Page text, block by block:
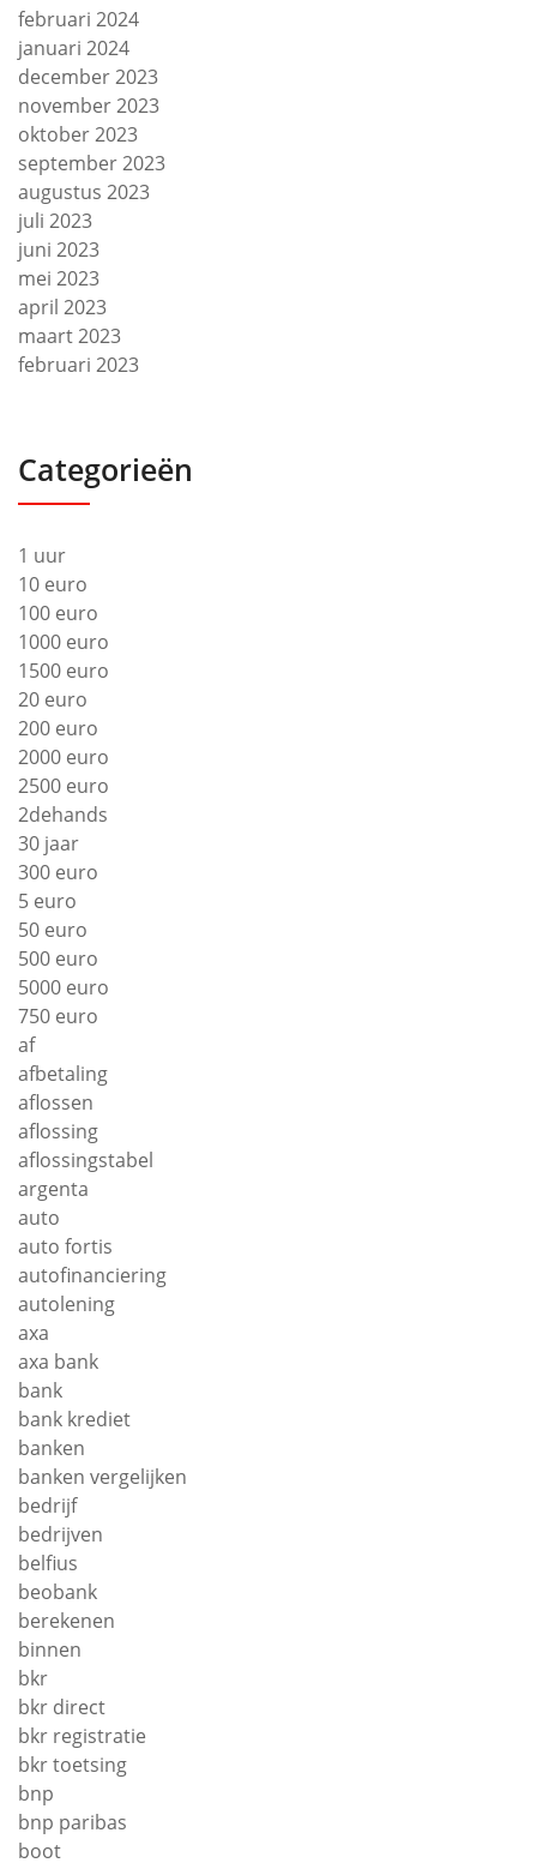
februari 2024
januari 2024
december 2023
november 2023
oktober 2023
september 2023
augustus 2023
juli 2023
juni 2023
mei 2023
april 2023
maart 2023
februari 2023
Categorieën
1 uur
10 euro
100 euro
1000 euro
1500 euro
20 euro
200 euro
2000 euro
2500 euro
2dehands
30 jaar
300 euro
5 euro
50 euro
500 euro
5000 euro
750 euro
af
afbetaling
aflossen
aflossing
aflossingstabel
argenta
auto
auto fortis
autofinanciering
autolening
axa
axa bank
bank
bank krediet
banken
banken vergelijken
bedrijf
bedrijven
belfius
beobank
berekenen
binnen
bkr
bkr direct
bkr registratie
bkr toetsing
bnp
bnp paribas
boot